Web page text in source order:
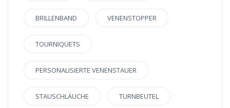
BRILLENBAND VENENSTOPPER
TOURNIQUETS
PERSONALISIERTE VENENSTAUER
STAUSCHLÄUCHE TURNBEUTEL